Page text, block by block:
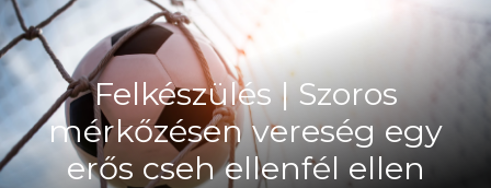
Felkészülés | Szoros
mérkőzésen vereség egy
erős cseh ellenfél ellen